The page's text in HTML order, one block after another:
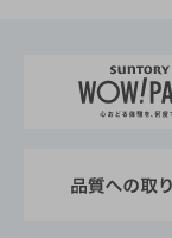
地域情報
サントリーサ
サントリー
企業概要